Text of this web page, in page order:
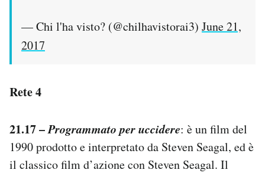
— Chi l'ha visto? (@chilhavistorai3) June 21,
2017
Rete 4
21.17 –Programmato per uccidere: è un film del
1990 prodotto e interpretato da Steven Seagal, ed è
il classico film d’azione con Steven Seagal. Il